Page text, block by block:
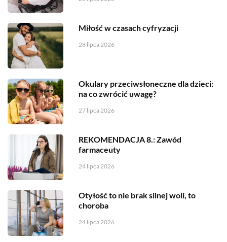
Miłość w czasach cyfryzacji
28 lipca 2026
Okulary przeciwsłoneczne dla dzieci:
na co zwrócić uwagę?
27 lipca 2026
REKOMENDACJA 8.: Zawód
farmaceuty
24 lipca 2026
Otyłość to nie brak silnej woli, to
choroba
24 lipca 2026